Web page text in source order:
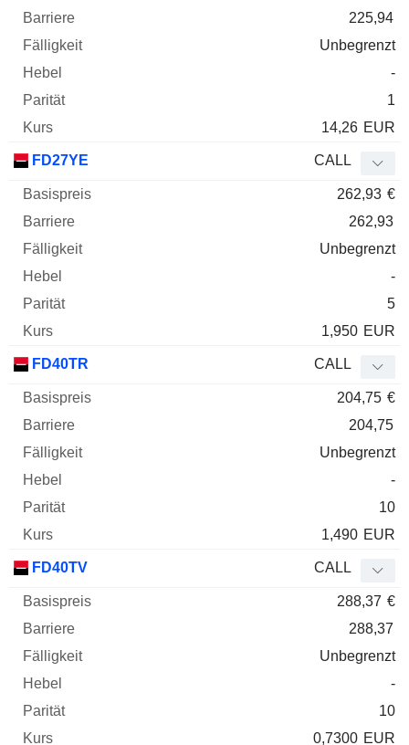
225,94
Unbegrenzt
-
1
14,26 EUR
FD27YE CALL
262,93 €
262,93
Unbegrenzt
-
5
1,950 EUR
FD40TR CALL
204,75 €
204,75
Unbegrenzt
-
10
1,490 EUR
FD40TV CALL
288,37 €
288,37
Unbegrenzt
-
10
0,7300 EUR